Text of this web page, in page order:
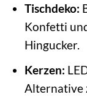
Tischdeko:
Konfetti
Hingucker.
Kerzen:
Alternative